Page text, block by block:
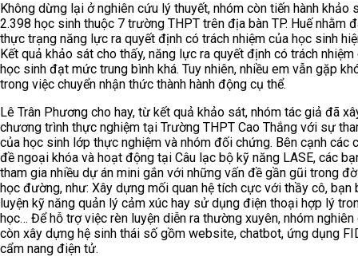
Không dừng lại ở nghiên cứu lý thuyết, nhóm còn tiến hành khảo
2.398 học sinh thuộc 7 trường THPT trên địa bàn TP. Huế nhằm
thực trạng năng lực ra quyết định có trách nhiệm của học sinh
Kết quả khảo sát cho thấy, năng lực ra quyết định có trách nhiệm
học sinh đạt mức trung bình khá. Tuy nhiên, nhiều em vẫn gặp
trong việc chuyển nhận thức thành hành động cụ thể.
Lê Trân Phương cho hay, từ kết quả khảo sát, nhóm tác giả đã
chương trình thực nghiệm tại Trường THPT Cao Thắng với sự
của học sinh lớp thực nghiệm và nhóm đối chứng. Bên cạnh các
đề ngoại khóa và hoạt động tại Câu lạc bộ kỹ năng LASE, các
tham gia nhiều dự án mini gắn với những vấn đề gần gũi trong
học đường, như: Xây dựng mối quan hệ tích cực với thầy cô, bạn
luyện kỹ năng quản lý cảm xúc hay sử dụng điện thoại hợp lý
học… Để hỗ trợ việc rèn luyện diễn ra thường xuyên, nhóm nghiên
còn xây dựng hệ sinh thái số gồm website, chatbot, ứng dụng
cẩm nang điện tử.